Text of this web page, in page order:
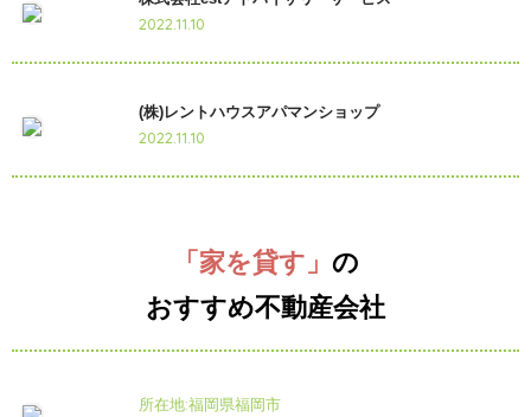
2022.11.10
(株)レントハウスアパマンショップ
2022.11.10
「家を貸す」 の
おすすめ不動産会社
所在地:福岡県福岡市